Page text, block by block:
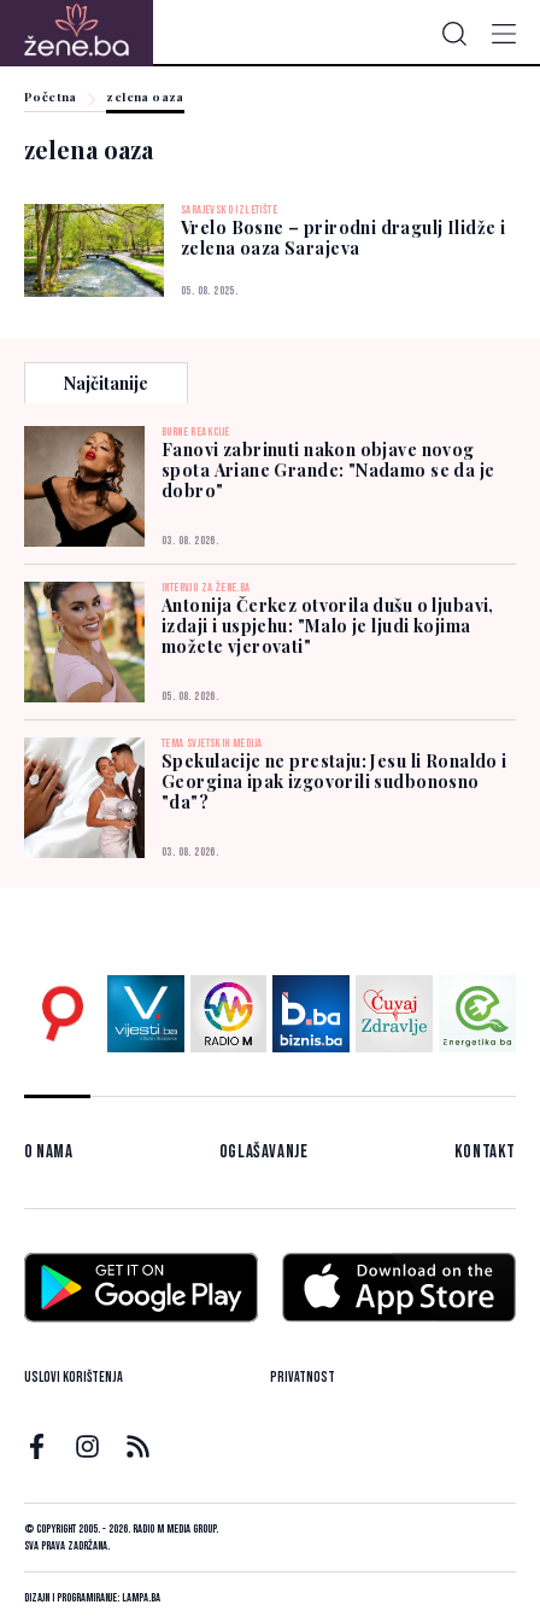
Početna zelena oaza
zelena oaza
SARAJEVSKO IZLETIŠTE
Vrelo Bosne – prirodni dragulj Ilidže i
zelena oaza Sarajeva
05. 08. 2025.
Najčitanije
BURNE REAKCIJE
Fanovi zabrinuti nakon objave novog
spota Ariane Grande: "Nadamo se da je
dobro"
03. 08. 2026.
INTERVJU ZA ŽENE.BA
Antonija Čerkez otvorila dušu o ljubavi,
izdaji i uspjehu: "Malo je ljudi kojima
možete vjerovati"
05. 08. 2026.
TEMA SVJETSKIH MEDIJA
Spekulacije ne prestaju: Jesu li Ronaldo i
Georgina ipak izgovorili sudbonosno
"da"?
03. 08. 2026.
O nama Oglašavanje Kontakt
Uslovi korištenja Privatnost
© Copyright 2005. - 2026. Radio M Media Group.
Sva prava zadržana.
Dizajn i programiranje:Lampa.ba